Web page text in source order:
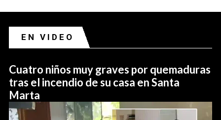
EN VIDEO
Cuatro niños muy graves por quemaduras
tras el incendio de su casa en Santa
Marta